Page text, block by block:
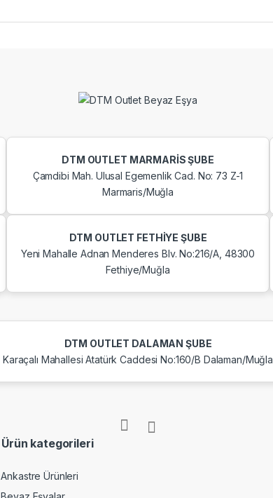
DTM OUTLET MARMARİS ŞUBE
Çamdibi Mah. Ulusal Egemenlik Cad. No: 73 Z-1
Marmaris/Muğla
DTM OUTLET FETHİYE ŞUBE
Yeni Mahalle Adnan Menderes Blv. No:216/A, 48300
Fethiye/Muğla
DTM OUTLET DALAMAN ŞUBE
Karaçalı Mahallesi Atatürk Caddesi No:160/B Dalaman/Muğla
Ürün kategorileri
Ankastre Ürünleri